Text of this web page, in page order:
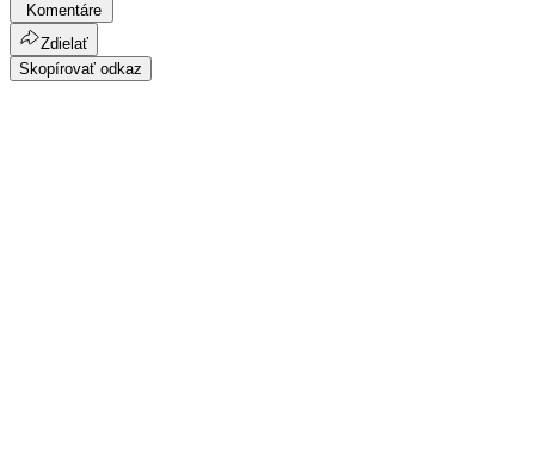
Komentáre
Zdielať
Skopírovať odkaz